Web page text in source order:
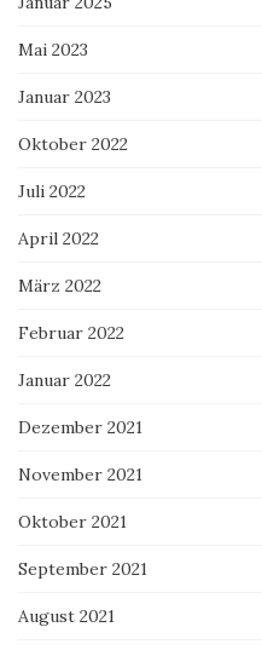
Mai 2023
Januar 2023
Oktober 2022
Juli 2022
April 2022
März 2022
Februar 2022
Januar 2022
Dezember 2021
November 2021
Oktober 2021
September 2021
August 2021